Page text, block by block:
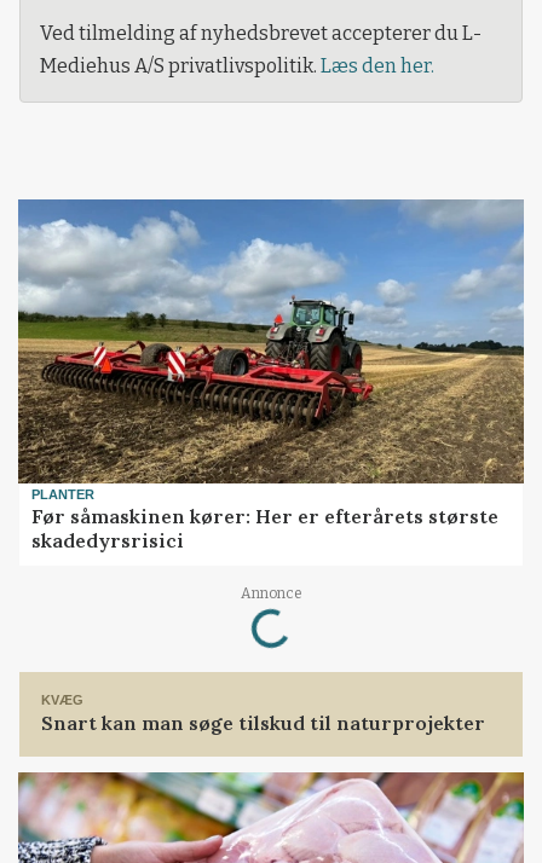
Ved tilmelding af nyhedsbrevet accepterer du L-
Mediehus A/S privatlivspolitik. Læs den her.
PLANTER
Før såmaskinen kører: Her er efterårets største
skadedyrsrisici
Annonce
Loading...
KVÆG
Snart kan man søge tilskud til naturprojekter